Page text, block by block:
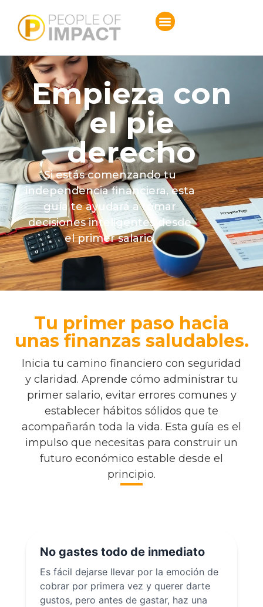
Empieza con
el pie
derecho
Si estás comenzando tu
independencia financiera, esta
guía te ayudará a tomar
decisiones inteligentes desde
el primer salario.
Tu primer paso hacia
unas finanzas saludables.
Inicia tu camino financiero con seguridad
y claridad. Aprende cómo administrar tu
primer salario, evitar errores comunes y
establecer hábitos sólidos que te
acompañarán toda la vida. Esta guía es el
impulso que necesitas para construir un
futuro económico estable desde el
principio.
No gastes todo de inmediato
Es fácil dejarse llevar por la emoción de
cobrar por primera vez y querer darte
gustos, pero antes de gastar, haz una